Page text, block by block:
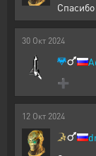
30 Окт 2024
➕
12 Окт 2024